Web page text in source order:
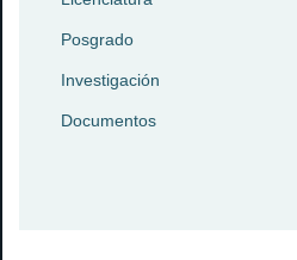
Posgrado
Investigación
Documentos